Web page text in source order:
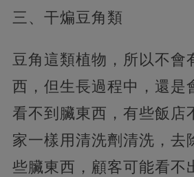
三、干煸豆角類
豆角這類植物，所以不會
西，但生長過程中，還是
看不到臟東西，有些飯店
家一樣用清洗劑清洗，去
些臟東西，顧客可能看不